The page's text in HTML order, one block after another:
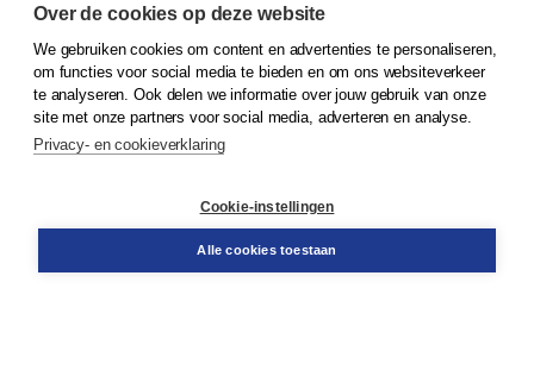
© 2026Koninklijke Boom uitgevers
Bestellen
Over de cookies op deze website
We gebruiken cookies om content en advertenties te personaliseren,
om functies voor social media te bieden en om ons websiteverkeer
te analyseren. Ook delen we informatie over jouw gebruik van onze
site met onze partners voor social media, adverteren en analyse.
Privacy- en cookieverklaring
Cookie-instellingen
Alle cookies toestaan